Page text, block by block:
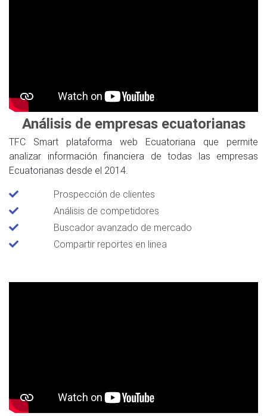
Análisis de empresas ecuatorianas
TFC Smart plataforma web Ecuatoriana que permite
analizar información financiera de todas las empresas
Ecuatorianas desde el 2014.
Prospección de clientes
Análisis de competidores
Buscador avanzado de mercado
Compartir reportes en linea